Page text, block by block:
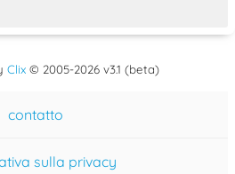
Clix© 2005-2026 v3.1 (beta)
contatto
sulla privacy